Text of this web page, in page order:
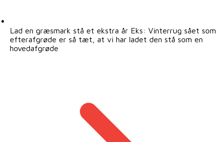
Lad en græsmark stå et ekstra år Eks: Vinterrug sået som
efterafgrøde er så tæt, at vi har ladet den stå som en
hovedafgrøde